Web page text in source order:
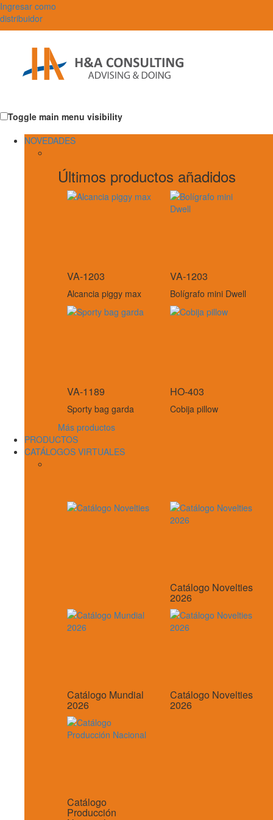
Ingresar como
distribuidor
Toggle main menu visibility
NOVEDADES
Últimos productos añadidos
VA-1203
Alcancia piggy max
VA-1203
Bolígrafo mini Dwell
VA-1189
Sporty bag garda
HO-403
Cobija pillow
Más productos
PRODUCTOS
CATÁLOGOS VIRTUALES
Catálogo Novelties
2026
Catálogo Mundial
2026
Catálogo Novelties
2026
Catálogo
Producción